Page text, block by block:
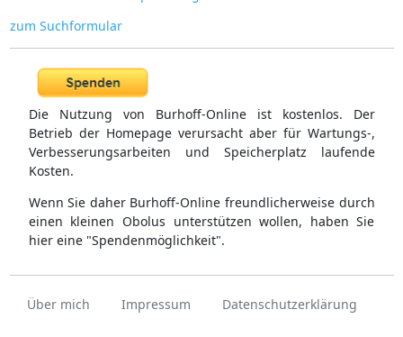
zum Suchformular
Die Nutzung von Burhoff-Online ist kostenlos. Der
Betrieb der Homepage verursacht aber für Wartungs-,
Verbesserungsarbeiten und Speicherplatz laufende
Kosten.
Wenn Sie daher Burhoff-Online freundlicherweise durch
einen kleinen Obolus unterstützen wollen, haben Sie
hier eine "Spendenmöglichkeit".
Über mich Impressum Datenschutzerklärung